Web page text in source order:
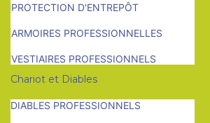
PROTECTION D'ENTREPÔT
ARMOIRES PROFESSIONNELLES
VESTIAIRES PROFESSIONNELS
Chariot et Diables
DIABLES PROFESSIONNELS